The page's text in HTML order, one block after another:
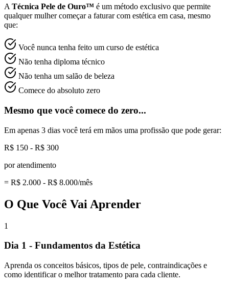
ATécnica Pele de Ouro™ é um método exclusivo que permite
qualquer mulher começar a faturar com estética em casa, mesmo
que:
Você nunca tenha feito um curso de estética
Não tenha diploma técnico
Não tenha um salão de beleza
Comece do absoluto zero
Mesmo que você comece do zero...
Em apenas 3 dias você terá em mãos uma profissão que pode gerar:
R$ 150 - R$ 300
por atendimento
= R$ 2.000 - R$ 8.000/mês
O Que Você Vai Aprender
1
Dia 1 - Fundamentos da Estética
Aprenda os conceitos básicos, tipos de pele, contraindicações e
como identificar o melhor tratamento para cada cliente.